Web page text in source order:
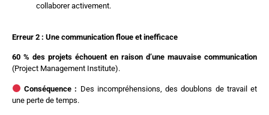
collaborer activement.
Erreur 2 : Une communication floue et inefficace
60 % des projets échouent en raison d’une mauvaise communication
(Project Management Institute).
Conséquence : Des incompréhensions, des doublons de travail et
une perte de temps.